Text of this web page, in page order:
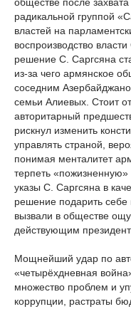
радикальной группой
властей на
воспроизводство
решение С. Саргсяна
из-за чего армянское
соседним
семьи Алиевых. Стоит
авторитарный
рискнул изменить
управлять страной,
понимая менталитет
терпеть
указы С. Саргсяна в
решение подарить себе
вызвали в обществе
действующим
Мощнейший удар по
«четырёхдневная
множество проблем и
коррупции, растраты